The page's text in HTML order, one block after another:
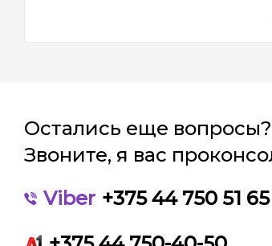
Остались еще вопросы?
Звоните, я вас
Viber +375 44 750 51 65